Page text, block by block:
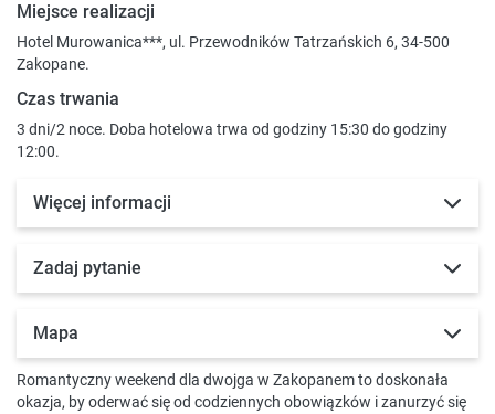
Miejsce realizacji
Hotel Murowanica***, ul. Przewodników Tatrzańskich 6, 34-500
Zakopane.
Czas trwania
3 dni/2 noce. Doba hotelowa trwa od godziny 15:30 do godziny
12:00.
Więcej informacji
Zadaj pytanie
Mapa
Romantyczny weekend dla dwojga w Zakopanem to doskonała
okazja, by oderwać się od codziennych obowiązków i zanurzyć się